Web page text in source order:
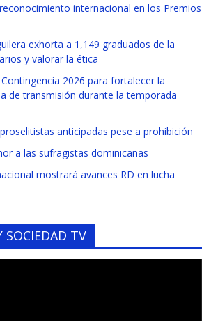
internacional en los Premios
exhorta a 1,149 graduados de la
y valorar la ética
2026 para fortalecer la
de transmisión durante la temporada
anticipadas pese a prohibición
a las sufragistas dominicanas
mostrará avances RD en lucha
SOCIEDAD TV